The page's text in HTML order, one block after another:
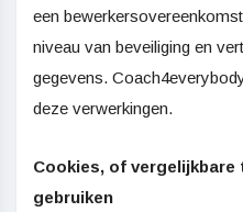
een
niveau van beveiliging en
gegevens.
deze verwerkingen.
Cookies, of vergelijkbare
gebruiken